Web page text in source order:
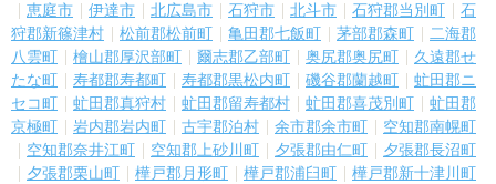
恵庭市
伊達市 北広島市 石狩市 北斗市 石狩郡当別町
石
狩郡新篠津村
松前郡松前町 亀田郡七飯町 茅部郡森町
二海郡
八雲町
檜山郡厚沢部町 爾志郡乙部町 奥尻郡奥尻町
久遠郡せ
たな町
寿都郡寿都町 寿都郡黒松内町 磯谷郡蘭越町
虻田郡ニ
セコ町
虻田郡真狩村 虻田郡留寿都村 虻田郡喜茂別町
虻田郡
京極町
岩内郡岩内町 古宇郡泊村 余市郡余市町
空知郡南幌町
空知郡奈井江町
空知郡上砂川町 夕張郡由仁町
夕張郡長沼町
夕張郡栗山町
樺戸郡月形町 樺戸郡浦臼町
樺戸郡新十津川町